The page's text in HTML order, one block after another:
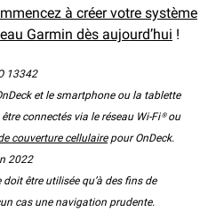
à créer votre système
Garmin dès aujourd’hui !
13342
et le smartphone ou la tablette
connectés via le réseau Wi-Fi® ou
couverture cellulairepour OnDeck.
2022
être utilisée qu’à des fins de
cas une navigation prudente.